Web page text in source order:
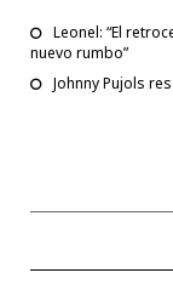
Leonel: “El
nuevo rumbo”
Johnny Pujols